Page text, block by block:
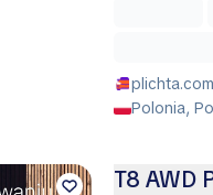
Polonia,
T8 AWD